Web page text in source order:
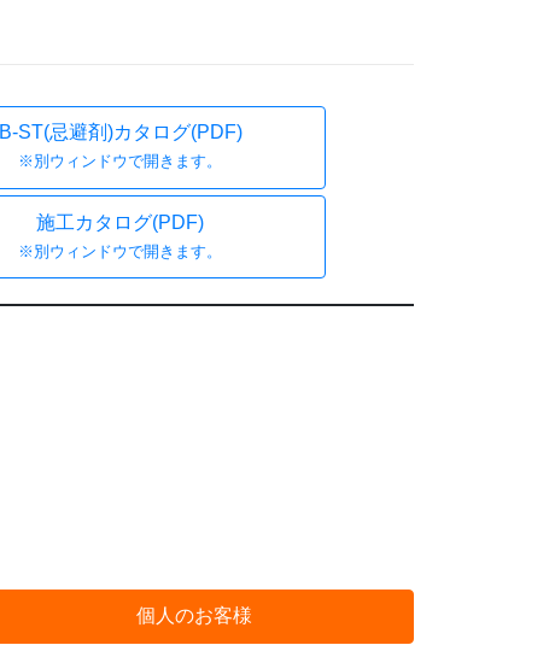
B-ST(忌避剤)カタログ(PDF)
※別ウィンドウで開きます。
施工カタログ(PDF)
※別ウィンドウで開きます。
個人のお客様